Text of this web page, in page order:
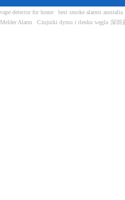
vape detector for home best smoke alarms australia
Melder Alarm
Czujniki dymu i tlenku węgla 深圳